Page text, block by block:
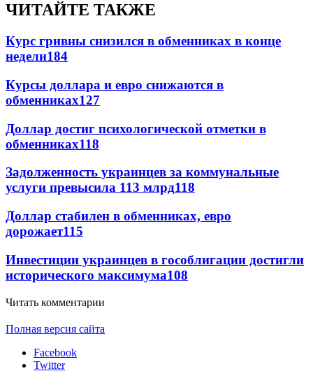
ЧИТАЙТЕ ТАКЖЕ
Курс гривны снизился в обменниках в конце
недели184
Курсы доллара и евро снижаются в
обменниках127
Доллар достиг психологической отметки в
обменниках118
Задолженность украинцев за коммунальные
услуги превысила 113 млрд118
Доллар стабилен в обменниках, евро
дорожает115
Инвестиции украинцев в гособлигации достигли
исторического максимума108
Читать комментарии
Полная версия сайта
Facebook
Twitter